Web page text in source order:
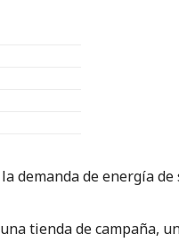
demanda de energía de
tienda de campaña,